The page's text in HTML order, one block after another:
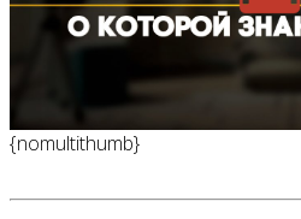
{nomultithumb}